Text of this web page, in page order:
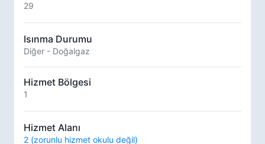
29
Isınma Durumu
Diğer - Doğalgaz
Hizmet Bölgesi
1
Hizmet Alanı
2 (zorunlu hizmet okulu değil)